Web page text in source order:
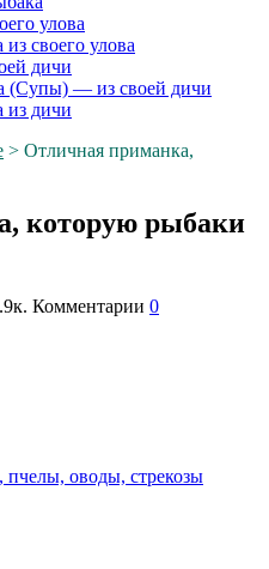
улова
своего улова
дичи
(Супы) — из своей дичи
из дичи
> Отличная приманка,
которую рыбаки
Комментарии 0
оводы, стрекозы